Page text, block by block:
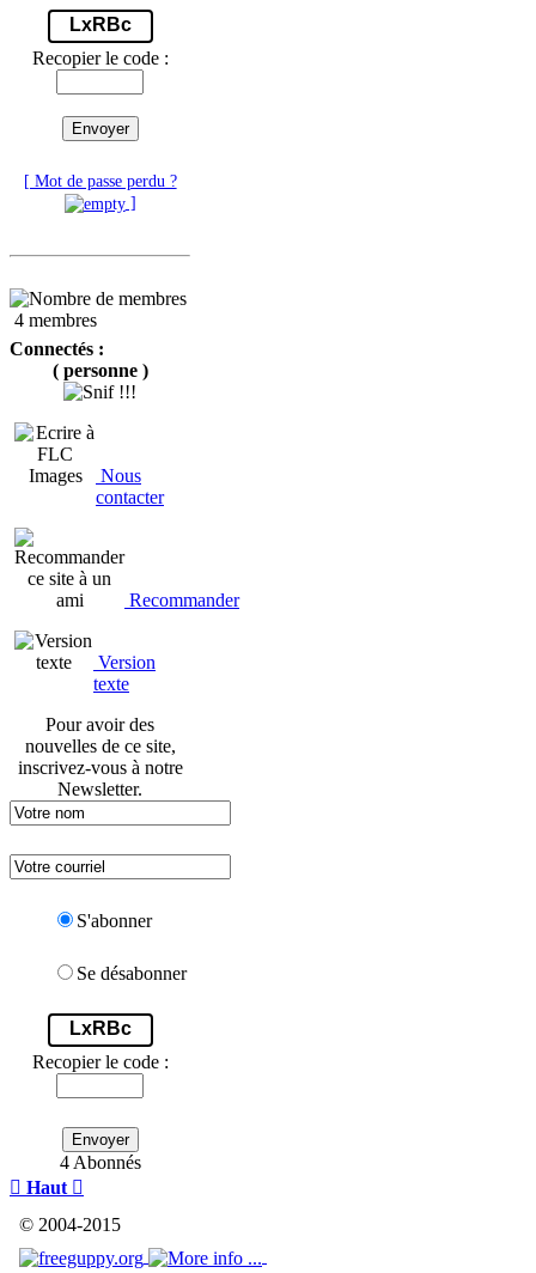
LxRBc
Recopier le code :
Envoyer
[ Mot de passe perdu ?
]
4 membres
Connectés :
( personne )
Nous
contacter
Recommander
Version
texte
Pour avoir des
nouvelles de ce site,
inscrivez-vous à notre
Newsletter.
S'abonner
Se désabonner
LxRBc
Recopier le code :
Envoyer
4 Abonnés
 Haut 
© 2004-2015